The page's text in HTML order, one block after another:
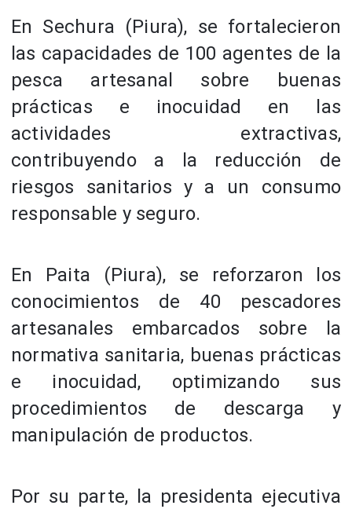
En Sechura (Piura), se fortalecieron
las capacidades de 100 agentes de la
pesca artesanal sobre buenas
prácticas e inocuidad en las
actividades extractivas,
contribuyendo a la reducción de
riesgos sanitarios y a un consumo
responsable y seguro.
En Paita (Piura), se reforzaron los
conocimientos de 40 pescadores
artesanales embarcados sobre la
normativa sanitaria, buenas prácticas
e inocuidad, optimizando sus
procedimientos de descarga y
manipulación de productos.
Por su parte, la presidenta ejecutiva